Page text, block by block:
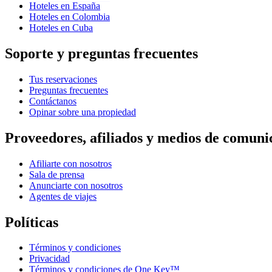
Hoteles en España
Hoteles en Colombia
Hoteles en Cuba
Soporte y preguntas frecuentes
Tus reservaciones
Preguntas frecuentes
Contáctanos
Opinar sobre una propiedad
Proveedores, afiliados y medios de
Afiliarte con nosotros
Sala de prensa
Anunciarte con nosotros
Agentes de viajes
Políticas
Términos y condiciones
Privacidad
Términos y condiciones de One Key™